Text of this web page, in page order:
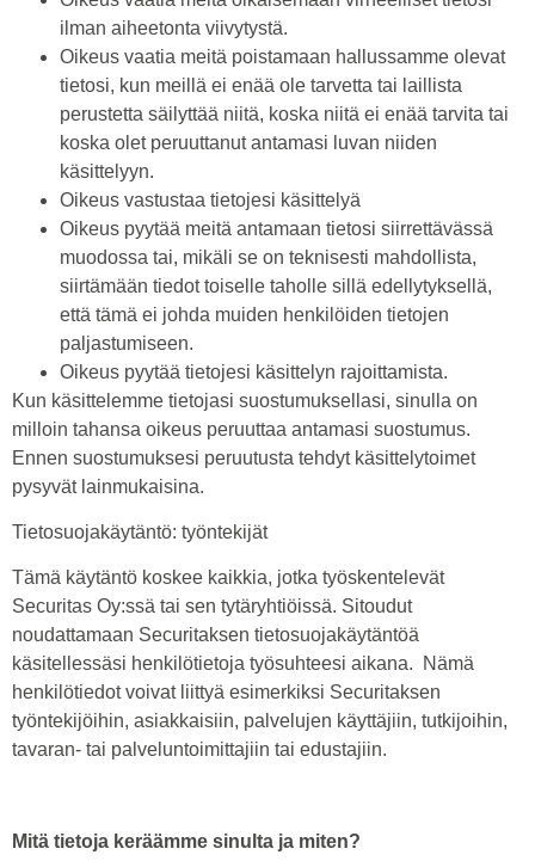
ilman aiheetonta viivytystä.
Oikeus vaatia meitä poistamaan hallussamme olevat
tietosi, kun meillä ei enää ole tarvetta tai laillista
perustetta säilyttää niitä, koska niitä ei enää tarvita tai
koska olet peruuttanut antamasi luvan niiden
käsittelyyn.
Oikeus vastustaa tietojesi käsittelyä
Oikeus pyytää meitä antamaan tietosi siirrettävässä
muodossa tai, mikäli se on teknisesti mahdollista,
siirtämään tiedot toiselle taholle sillä edellytyksellä,
että tämä ei johda muiden henkilöiden tietojen
paljastumiseen.
Oikeus pyytää tietojesi käsittelyn rajoittamista.
Kun käsittelemme tietojasi suostumuksellasi, sinulla on
milloin tahansa oikeus peruuttaa antamasi suostumus.
Ennen suostumuksesi peruutusta tehdyt käsittelytoimet
pysyvät lainmukaisina.
Tietosuojakäytäntö: työntekijät
Tämä käytäntö koskee kaikkia, jotka työskentelevät
Securitas Oy:ssä tai sen tytäryhtiöissä. Sitoudut
noudattamaan Securitaksen tietosuojakäytäntöä
käsitellessäsi henkilötietoja työsuhteesi aikana. Nämä
henkilötiedot voivat liittyä esimerkiksi Securitaksen
työntekijöihin, asiakkaisiin, palvelujen käyttäjiin, tutkijoihin,
tavaran- tai palveluntoimittajiin tai edustajiin.
Mitä tietoja keräämme sinulta ja miten?